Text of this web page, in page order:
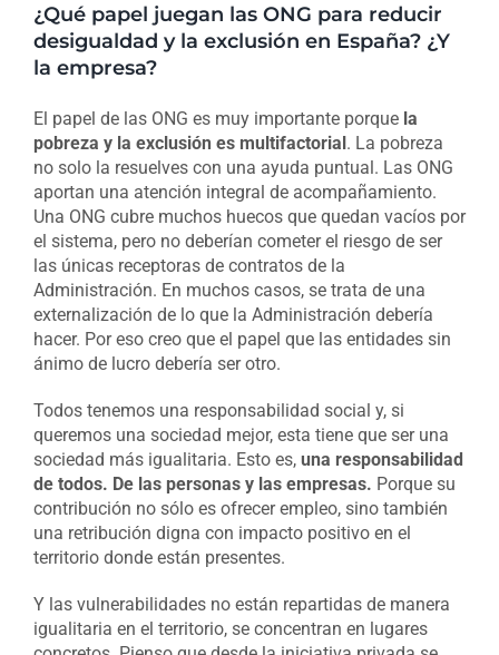
¿Qué papel juegan las ONG para reducir
desigualdad y la exclusión en España? ¿Y
la empresa?
El papel de las ONG es muy importante porque la
pobreza y la exclusión es multifactorial . La pobreza
no solo la resuelves con una ayuda puntual. Las ONG
aportan una atención integral de acompañamiento.
Una ONG cubre muchos huecos que quedan vacíos por
el sistema, pero no deberían cometer el riesgo de ser
las únicas receptoras de contratos de la
Administración. En muchos casos, se trata de una
externalización de lo que la Administración debería
hacer. Por eso creo que el papel que las entidades sin
ánimo de lucro debería ser otro.
Todos tenemos una responsabilidad social y, si
queremos una sociedad mejor, esta tiene que ser una
sociedad más igualitaria. Esto es, una responsabilidad
de todos. De las personas y las empresas. Porque su
contribución no sólo es ofrecer empleo, sino también
una retribución digna con impacto positivo en el
territorio donde están presentes.
Y las vulnerabilidades no están repartidas de manera
igualitaria en el territorio, se concentran en lugares